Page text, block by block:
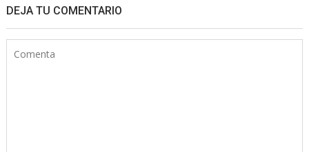
DEJA TU COMENTARIO